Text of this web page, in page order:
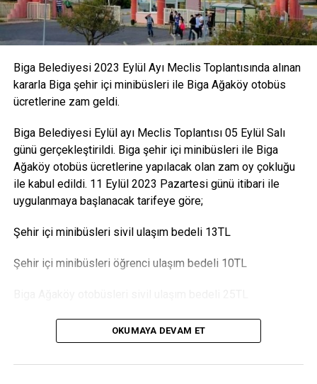
Biga Belediyesi 2023 Eylül Ayı Meclis Toplantısında alınan
kararla Biga şehir içi minibüsleri ile Biga Ağaköy otobüs
ücretlerine zam geldi.
Biga Belediyesi Eylül ayı Meclis Toplantısı 05 Eylül Salı
günü gerçekleştirildi. Biga şehir içi minibüsleri ile Biga
Ağaköy otobüs ücretlerine yapılacak olan zam oy çokluğu
ile kabul edildi. 11 Eylül 2023 Pazartesi günü itibari ile
uygulanmaya başlanacak tarifeye göre;
Şehir içi minibüsleri sivil ulaşım bedeli 13TL
Şehir içi minibüsleri öğrenci ulaşım bedeli 10TL
Biga Ağaköy otobüsleri öğrenci ulaşım bedeli 18TL olarak
belirlendi.
OKUMAYA DEVAM ET